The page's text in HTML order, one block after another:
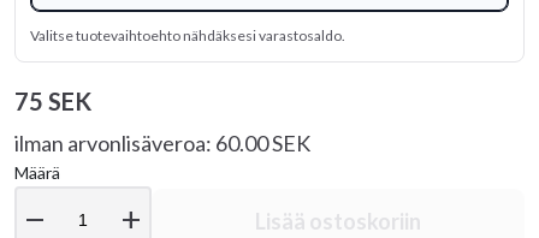
Valitse tuotevaihtoehto nähdäksesi varastosaldo.
75 SEK
ilman arvonlisäveroa: 60.00 SEK
Määrä
remove add Lisää ostoskoriin